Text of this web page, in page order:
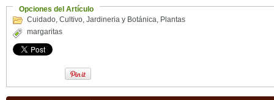
Opciones del Artículo
Cuidado, Cultivo, Jardineria y Botánica, Plantas
margaritas